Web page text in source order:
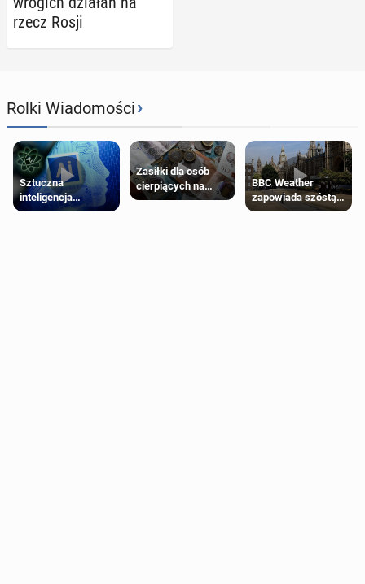
rzecz Rosji
Rolki Wiadomości›
Sztuczna
inteligencja
próbowała oszukać
Zasiłki dla osób
cierpiących na
schorzenia
BBC Weather
zapowiada szóstą
falę upałów w